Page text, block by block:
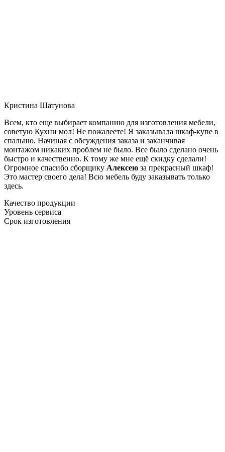
Кристина Шатунова
Всем, кто еще выбирает компанию для изготовления мебели,
советую Кухни мол! Не пожалеете! Я заказывала шкаф-купе в
спальню. Начиная с обсуждения заказа и заканчивая
монтажом никаких проблем не было. Все было сделано очень
быстро и качественно. К тому же мне ещё скидку сделали!
Огромное спасибо сборщику Алексею за прекрасный шкаф!
Это мастер своего дела! Всю мебель буду заказывать только
здесь.
Качество продукции
Уровень сервиса
Срок изготовления